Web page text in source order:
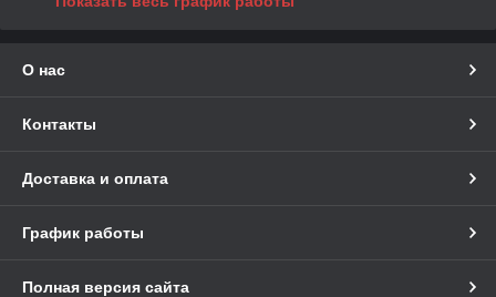
О нас
Контакты
Доставка и оплата
График работы
Полная версия сайта